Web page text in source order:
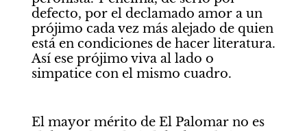
defecto, por el declamado amor a un
prójimo cada vez más alejado de quien
está en condiciones de hacer literatura.
Así ese prójimo viva al lado o
simpatice con el mismo cuadro.
El mayor mérito de El Palomar no es